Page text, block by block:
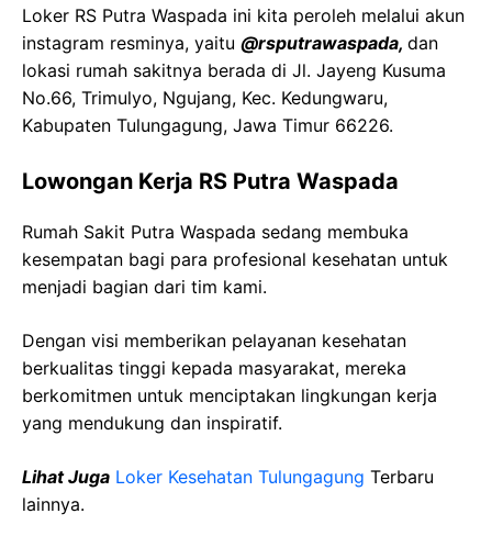
Loker RS Putra Waspada ini kita peroleh melalui akun
instagram resminya, yaitu @rsputrawaspada, dan
lokasi rumah sakitnya berada di Jl. Jayeng Kusuma
No.66, Trimulyo, Ngujang, Kec. Kedungwaru,
Kabupaten Tulungagung, Jawa Timur 66226.
Lowongan Kerja RS Putra Waspada
Rumah Sakit Putra Waspada sedang membuka
kesempatan bagi para profesional kesehatan untuk
menjadi bagian dari tim kami.
Dengan visi memberikan pelayanan kesehatan
berkualitas tinggi kepada masyarakat, mereka
berkomitmen untuk menciptakan lingkungan kerja
yang mendukung dan inspiratif.
Lihat Juga Loker Kesehatan Tulungagung Terbaru
lainnya.